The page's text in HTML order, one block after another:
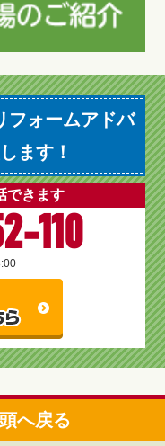
フォームアドバ
ます！
できます
110
へ戻る